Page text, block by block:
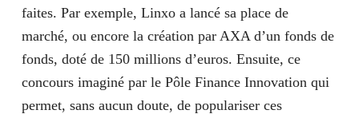
faites. Par exemple, Linxo a lancé sa place de
marché, ou encore la création par AXA d’un fonds de
fonds, doté de 150 millions d’euros. Ensuite, ce
concours imaginé par le Pôle Finance Innovation qui
permet, sans aucun doute, de populariser ces